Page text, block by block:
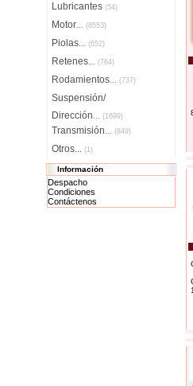
Lubricantes (54)
Motor... (8553)
Piolas... (652)
Retenes... (764)
Rodamientos... (737)
Suspensión/
Dirección... (1699)
Transmisión... (849)
Otros... (1)
Información
Despacho
Condiciones
Contáctenos